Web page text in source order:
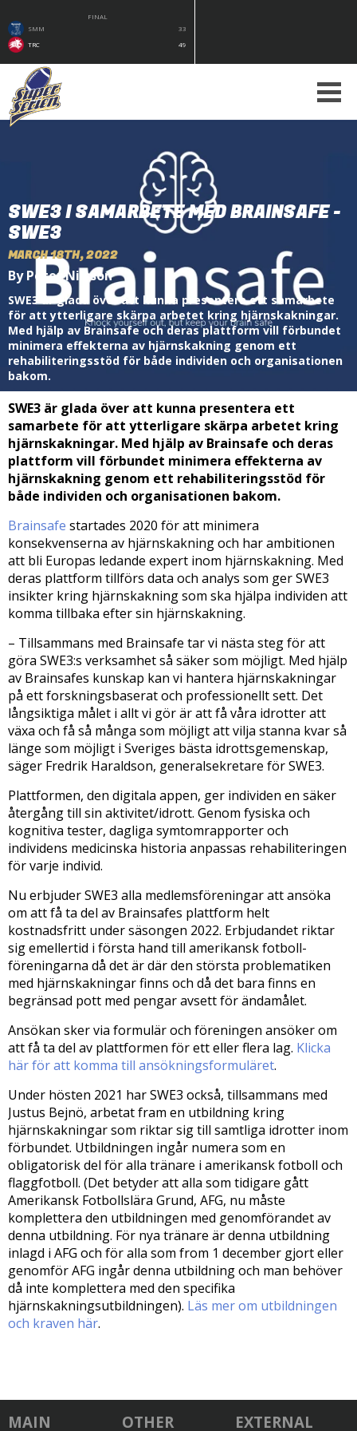
FINAL
SMM
33
TRC
49
SWE3 I SAMARBETE MED BRAINSAFE -
SWE3
MARCH 18TH, 2022
By Peter Nilsson
SWE3 är glada över att kunna presentera ett samarbete
för att ytterligare skärpa arbetet kring hjärnskakningar.
Med hjälp av Brainsafe och deras plattform vill förbundet
minimera effekterna av hjärnskakning genom ett
rehabiliteringsstöd för både individen och organisationen
bakom.
SWE3 är glada över att kunna presentera ett
samarbete för att ytterligare skärpa arbetet kring
hjärnskakningar. Med hjälp av Brainsafe och deras
plattform vill förbundet minimera effekterna av
hjärnskakning genom ett rehabiliteringsstöd för
både individen och organisationen bakom.
Brainsafe startades 2020 för att minimera
konsekvenserna av hjärnskakning och har ambitionen
att bli Europas ledande expert inom hjärnskakning. Med
deras plattform tillförs data och analys som ger SWE3
insikter kring hjärnskakning som ska hjälpa individen att
komma tillbaka efter sin hjärnskakning.
– Tillsammans med Brainsafe tar vi nästa steg för att
göra SWE3:s verksamhet så säker som möjligt. Med hjälp
av Brainsafes kunskap kan vi hantera hjärnskakningar
på ett forskningsbaserat och professionellt sett. Det
långsiktiga målet i allt vi gör är att få våra idrotter att
växa och få så många som möjligt att vilja stanna kvar så
länge som möjligt i Sveriges bästa idrottsgemenskap,
säger Fredrik Haraldson, generalsekretare för SWE3.
Plattformen, den digitala appen, ger individen en säker
återgång till sin aktivitet/idrott. Genom fysiska och
kognitiva tester, dagliga symtomrapporter och
individens medicinska historia anpassas rehabiliteringen
för varje individ.
Nu erbjuder SWE3 alla medlemsföreningar att ansöka
om att få ta del av Brainsafes plattform helt
kostnadsfritt under säsongen 2022. Erbjudandet riktar
sig emellertid i första hand till amerikansk fotboll-
föreningarna då det är där den största problematiken
med hjärnskakningar finns och då det bara finns en
begränsad pott med pengar avsett för ändamålet.
Ansökan sker via formulär och föreningen ansöker om
att få ta del av plattformen för ett eller flera lag. Klicka
här för att komma till ansökningsformuläret.
Under hösten 2021 har SWE3 också, tillsammans med
Justus Bejnö, arbetat fram en utbildning kring
hjärnskakningar som riktar sig till samtliga idrotter inom
förbundet. Utbildningen ingår numera som en
obligatorisk del för alla tränare i amerikansk fotboll och
flaggfotboll. (Det betyder att alla som tidigare gått
Amerikansk Fotbollslära Grund, AFG, nu måste
komplettera den utbildningen med genomförandet av
denna utbildning. För nya tränare är denna utbildning
inlagd i AFG och för alla som from 1 december gjort eller
genomför AFG ingår denna utbildning och man behöver
då inte komplettera med den specifika
hjärnskakningsutbildningen). Läs mer om utbildningen
och kraven här.
MAIN OTHER EXTERNAL